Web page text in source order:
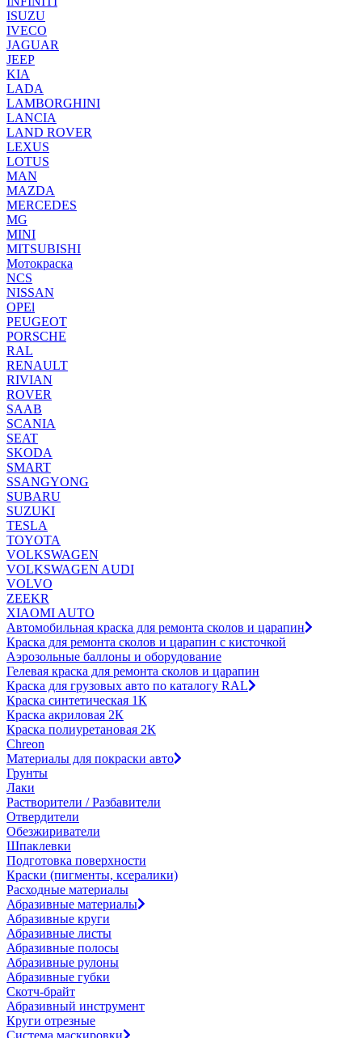
ISUZU
IVECO
JAGUAR
JEEP
KIA
LADA
LAMBORGHINI
LANCIA
LAND ROVER
LEXUS
LOTUS
MAN
MAZDA
MERCEDES
MG
MINI
MITSUBISHI
Мотокраска
NCS
NISSAN
OPEl
PEUGEOT
PORSCHE
RAL
RENAULT
RIVIAN
ROVER
SAAB
SCANIA
SEAT
SKODA
SMART
SSANGYONG
SUBARU
SUZUKI
TESLA
TOYOTA
VOLKSWAGEN
VOLKSWAGEN AUDI
VOLVO
ZEEKR
XIAOMI AUTO
Автомобильная краска для ремонта сколов и царапин
Краска для ремонта сколов и царапин с кисточкой
Аэрозольные баллоны и оборудование
Гелевая краска для ремонта сколов и царапин
Краска для грузовых авто по каталогу RAL
Краска синтетическая 1К
Краска акриловая 2К
Краска полиуретановая 2К
Chreon
Материалы для покраски авто
Грунты
Лаки
Растворители / Разбавители
Отвердители
Обезжириватели
Шпаклевки
Подготовка поверхности
Краски (пигменты, ксералики)
Расходные материалы
Абразивные материалы
Абразивные круги
Абразивные листы
Абразивные полосы
Абразивные рулоны
Абразивные губки
Скотч-брайт
Абразивный инструмент
Круги отрезные